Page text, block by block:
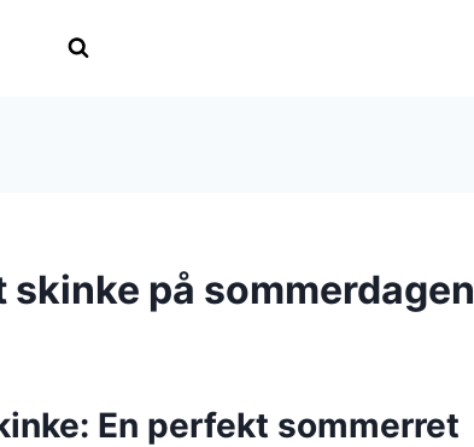
på sommerdagen
En perfekt sommerret